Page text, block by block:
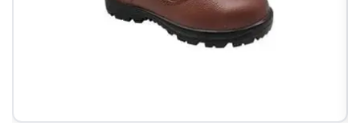
LOGIN
Lost password?